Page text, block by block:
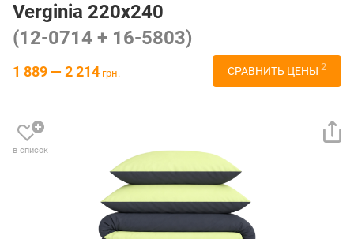
Verginia 220х240
(12-0714 + 16-5803)
1 889 — 2 214 грн. СРАВНИТЬ ЦЕНЫ 2
в список